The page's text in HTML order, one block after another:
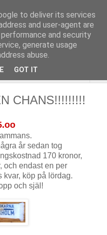
CHANS!!!!!!!!!
år sedan tog
170 kronor,
och endast en per
kvar, köp på lördag.
och själ!
to deliver its services
and user-agent are
and security
generate usage
abuse.
GOT IT